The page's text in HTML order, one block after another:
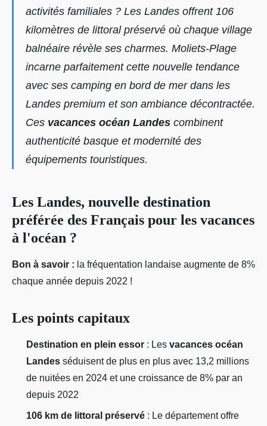
activités familiales ? Les Landes offrent 106
kilomètres de littoral préservé où chaque village
balnéaire révèle ses charmes. Moliets-Plage
incarne parfaitement cette nouvelle tendance
avec ses camping en bord de mer dans les
Landes premium et son ambiance décontractée.
Ces vacances océan Landes combinent
authenticité basque et modernité des
équipements touristiques.
Les Landes, nouvelle destination
préférée des Français pour les vacances
à l'océan ?
Bon à savoir : la fréquentation landaise augmente de 8%
chaque année depuis 2022 !
Les points capitaux
Destination en plein essor : Les vacances océan
Landes séduisent de plus en plus avec 13,2 millions
de nuitées en 2024 et une croissance de 8% par an
depuis 2022
106 km de littoral préservé : Le département offre